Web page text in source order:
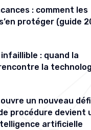
: comment les
protéger (guide
: quand la
la
ouvre un nouveau
procédure devient
artificielle